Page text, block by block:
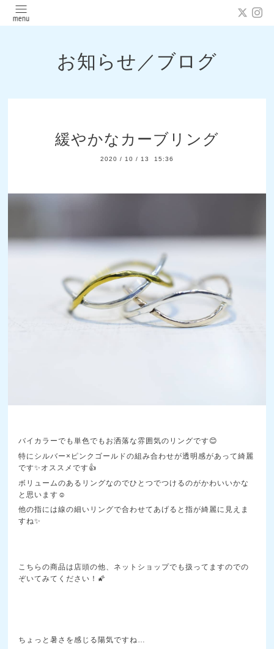
お知らせ／ブログ
緩やかなカーブリング
2020 / 10 / 13 15:36
バイカラーでも単色でもお洒落な雰囲気のリングです😊
特にシルバー×ピンクゴールドの組み合わせが透明感があって綺麗
です✨オススメです👍️
ボリュームのあるリングなのでひとつでつけるのがかわいいかな
と思います☺️
他の指には線の細いリングで合わせてあげると指が綺麗に見えま
すね✨
こちらの商品は店頭の他、ネットショップでも扱ってますのでの
ぞいてみてください！🌠
ちょっと暑さを感じる陽気ですね…